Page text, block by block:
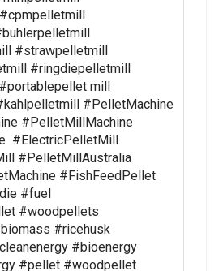
#strawpelletmill
#ringdiepelletmill
mill
#PelletMachine
#PelletMillMachine
#ElectricPelletMill
#PelletMillAustralia
#FishFeedPellet
#fuel
#woodpellets
#ricehusk
#bioenergy
#pellet #woodpellet